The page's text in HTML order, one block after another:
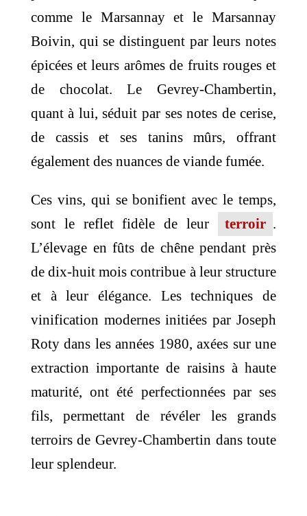
comme le Marsannay et le Marsannay
Boivin, qui se distinguent par leurs notes
épicées et leurs arômes de fruits rouges et
de chocolat. Le Gevrey-Chambertin,
quant à lui, séduit par ses notes de cerise,
de cassis et ses tanins mûrs, offrant
également des nuances de viande fumée.
Ces vins, qui se bonifient avec le temps,
sont le reflet fidèle de leur
terroir .
L’élevage en fûts de chêne pendant près
de dix-huit mois contribue à leur structure
et à leur élégance. Les techniques de
vinification modernes initiées par Joseph
Roty dans les années 1980, axées sur une
extraction importante de raisins à haute
maturité, ont été perfectionnées par ses
fils, permettant de révéler les grands
terroirs de Gevrey-Chambertin dans toute
leur splendeur.